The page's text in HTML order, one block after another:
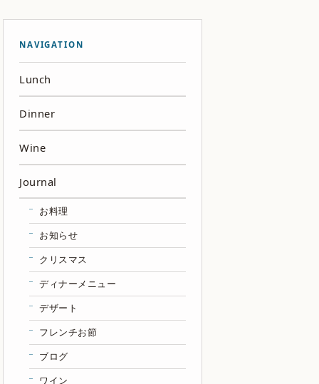
NAVIGATION
Lunch
Dinner
Wine
Journal
お料理
お知らせ
クリスマス
ディナーメニュー
デザート
フレンチお節
ブログ
ワイン